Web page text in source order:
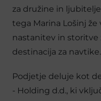
za družine in
tega Marina Lošinj
nastanitev in storitve
destinacija za navtike.
Podjetje deluje kot
- Holding d.d., ki